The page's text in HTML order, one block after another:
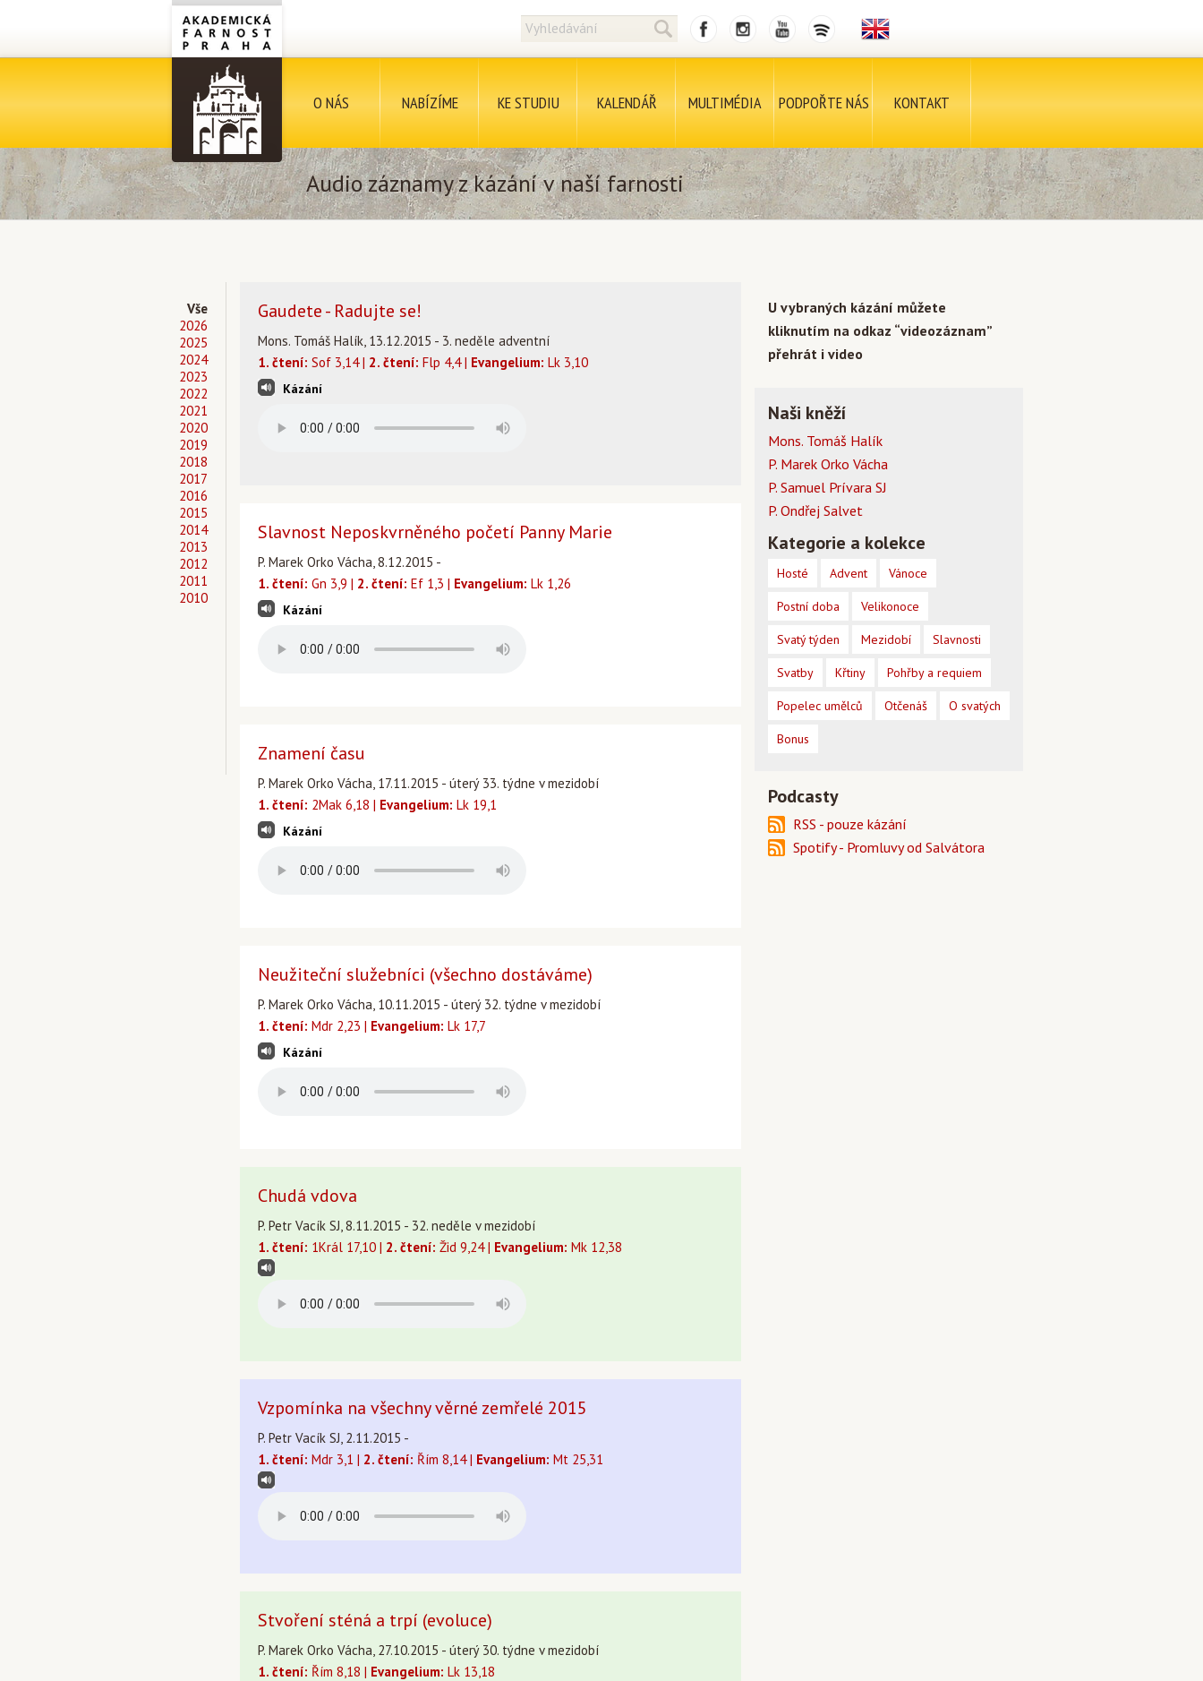
O NÁS NABÍZÍME KE STUDIU KALENDÁŘ MULTIMÉDIA PODPOŘTE NÁS KONTAKT
Audio záznamy z kázání v naší farnosti
Vše
2026
2025
2024
2023
2022
2021
2020
2019
2018
2017
2016
2015
2014
2013
2012
2011
2010
Gaudete - Radujte se!
Mons. Tomáš Halík, 13.12.2015 - 3. neděle adventní
1. čtení: Sof 3,14 | 2. čtení: Flp 4,4 | Evangelium: Lk 3,10
Kázání
Slavnost Neposkvrněného početí Panny Marie
P. Marek Orko Vácha, 8.12.2015 -
1. čtení: Gn 3,9 | 2. čtení: Ef 1,3 | Evangelium: Lk 1,26
Kázání
Znamení času
P. Marek Orko Vácha, 17.11.2015 - úterý 33. týdne v mezidobí
1. čtení: 2Mak 6,18 | Evangelium: Lk 19,1
Kázání
Neužiteční služebníci (všechno dostáváme)
P. Marek Orko Vácha, 10.11.2015 - úterý 32. týdne v mezidobí
1. čtení: Mdr 2,23 | Evangelium: Lk 17,7
Kázání
Chudá vdova
P. Petr Vacík SJ, 8.11.2015 - 32. neděle v mezidobí
1. čtení: 1Král 17,10 | 2. čtení: Žid 9,24 | Evangelium: Mk 12,38
Vzpomínka na všechny věrné zemřelé 2015
P. Petr Vacík SJ, 2.11.2015 -
1. čtení: Mdr 3,1 | 2. čtení: Řím 8,14 | Evangelium: Mt 25,31
Stvoření sténá a trpí (evoluce)
P. Marek Orko Vácha, 27.10.2015 - úterý 30. týdne v mezidobí
1. čtení: Řím 8,18 | Evangelium: Lk 13,18
U vybraných kázání můžete
kliknutím na odkaz “videozáznam”
přehrát i video
Naši kněží
Mons. Tomáš Halík
P. Marek Orko Vácha
P. Samuel Prívara SJ
P. Ondřej Salvet
Kategorie a kolekce
Hosté Advent Vánoce
Postní doba Velikonoce
Svatý týden Mezidobí Slavnosti
Svatby Křtiny Pohřby a requiem
Popelec umělců Otčenáš O svatých
Bonus
Podcasty
RSS - pouze kázání
Spotify - Promluvy od Salvátora